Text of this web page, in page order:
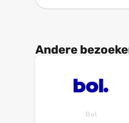
Andere
Bol